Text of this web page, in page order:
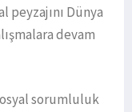
peyzajını Dünya
devam
sorumluluk